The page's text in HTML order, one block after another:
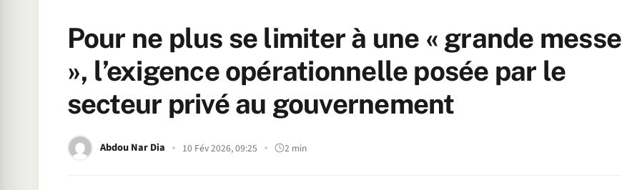
Pour ne plus se limiter à une « grande messe
», l’exigence opérationnelle posée par le
secteur privé au gouvernement
Abdou Nar Dia 10 Fév 2026, 09:25 2 min